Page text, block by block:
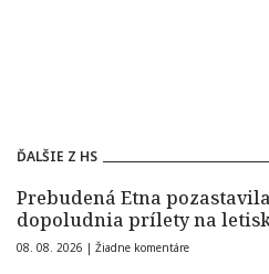
ĎALŠIE Z HS
Prebudená Etna
dopoludnia prílety na
08. 08. 2026 | Žiadne komentáre